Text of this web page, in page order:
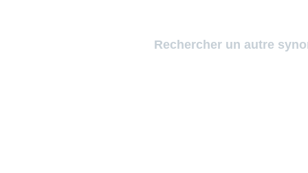
Rechercher un autre